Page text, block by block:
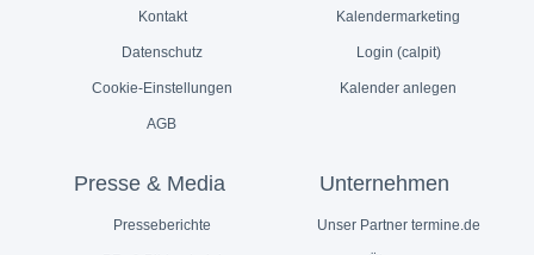
Kontakt
Datenschutz
Cookie-Einstellungen
AGB
Kalendermarketing
Login (calpit)
Kalender anlegen
Presse & Media
Presseberichte
Unternehmen
Unser Partner termine.de